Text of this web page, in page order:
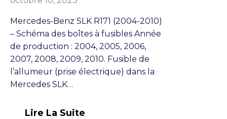
Mercedes-Benz SLK R171 (2004-2010)
– Schéma des boîtes à fusibles Année
de production : 2004, 2005, 2006,
2007, 2008, 2009, 2010. Fusible de
l’allumeur (prise électrique) dans la
Mercedes SLK…
Lire La Suite